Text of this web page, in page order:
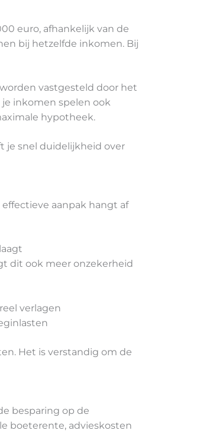
euro, afhankelijk van de
bij hetzelfde inkomen. Bij
vastgesteld door het
inkomen spelen ook
hypotheek.
je snel duidelijkheid over
aanpak hangt af
dit ook meer onzekerheid
verlagen
Het is verstandig om de
besparing op de
boeterente, advieskosten